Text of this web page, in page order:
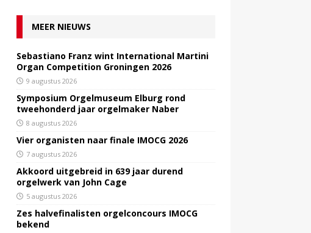
MEER NIEUWS
Sebastiano Franz wint International Martini
Organ Competition Groningen 2026
9 augustus 2026
Symposium Orgelmuseum Elburg rond
tweehonderd jaar orgelmaker Naber
8 augustus 2026
Vier organisten naar finale IMOCG 2026
7 augustus 2026
Akkoord uitgebreid in 639 jaar durend
orgelwerk van John Cage
5 augustus 2026
Zes halvefinalisten orgelconcours IMOCG
bekend